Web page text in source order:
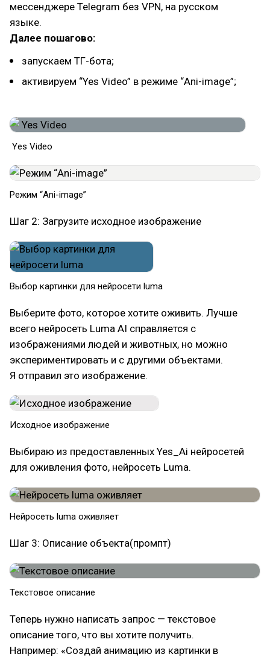
мессенджере Telegram без VPN, на русском
языке.
Далее пошагово:
запускаем ТГ-бота;
активируем “Yes Video” в режиме “Ani-image”;
Yes Video
Режим “Ani-image”
Шаг 2: Загрузите исходное изображение
Выбор картинки для нейросети luma
Выберите фото, которое хотите оживить. Лучше
всего нейросеть Luma AI справляется с
изображениями людей и животных, но можно
экспериментировать и с другими объектами.
Я отправил это изображение.
Исходное изображение
Выбираю из предоставленных Yes_Ai нейросетей
для оживления фото, нейросеть Luma.
Нейросеть luma оживляет
Шаг 3: Описание объекта(промпт)
Текстовое описание
Теперь нужно написать запрос — текстовое
описание того, что вы хотите получить.
Например: «Создай анимацию из картинки в